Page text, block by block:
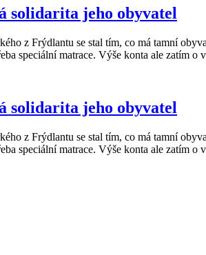
solidarita jeho obyvatel
z Frýdlantu se stal tím, co má tamní
speciální matrace. Výše konta ale zatím
solidarita jeho obyvatel
z Frýdlantu se stal tím, co má tamní
speciální matrace. Výše konta ale zatím